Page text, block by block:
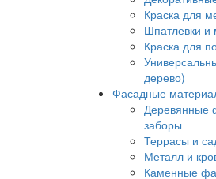
Краска для
Шпатлевки и
Краска для
дерево)
Фасадные
Деревянные
заборы
Террасы и
Металл и
Каменные